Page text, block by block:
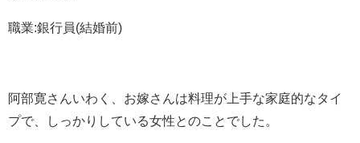
職業:銀行員(結婚前)
阿部寛さんいわく、お嫁さんは料理が上手な家庭的なタイ
プで、しっかりしている女性とのことでした。